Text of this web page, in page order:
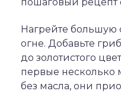
Нагрейте большую
огне. Добавьте
до золотистого
первые несколько
без масла, они